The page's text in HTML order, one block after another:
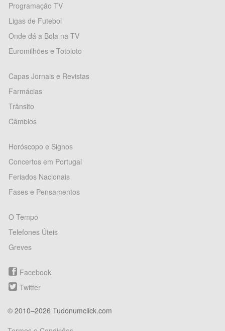
Programação TV
Ligas de Futebol
Onde dá a Bola na TV
Euromilhões e Totoloto
Capas Jornais e Revistas
Farmácias
Trânsito
Câmbios
Horóscopo e Signos
Concertos em Portugal
Feriados Nacionais
Fases e Pensamentos
O Tempo
Telefones Úteis
Greves
Facebook
Twitter
© 2010–2026 Tudonumclick.com